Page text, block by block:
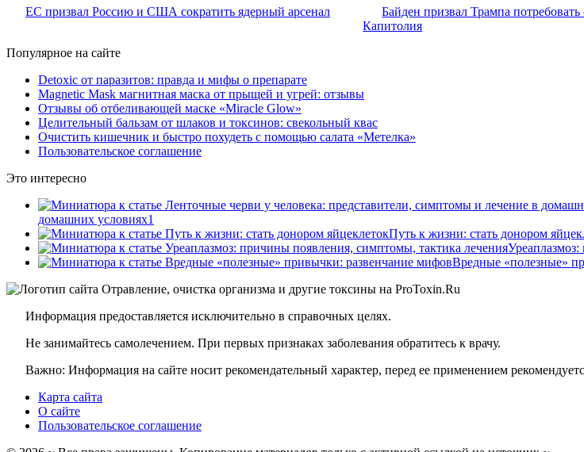
ЕС призвал Россию и США сократить ядерный арсенал
Байден призвал Трампа
Капитолия
Популярное на сайте
Detoxic от паразитов: правда и мифы о препарате
Magnetic Mask магнитная маска от прыщей и угрей: отзывы
Отзывы об отбеливающей маске «Miracle Glow»
Целительный бальзам от шлаков и токсинов: свекольный квас
Очистить кишечник и быстро похудеть с помощью салата «Метелка»
Пользовательское соглашение
Это интересно
домашних условиях1
Путь к жизни: стать донором
Вредные «полезные»
Информация предоставляется исключительно в справочных целях.
Не занимайтесь самолечением. При первых признаках заболевания обратитесь к врачу.
Важно: Информация на сайте носит рекомендательный характер, перед ее применением
Карта сайта
О сайте
Пользовательское соглашение